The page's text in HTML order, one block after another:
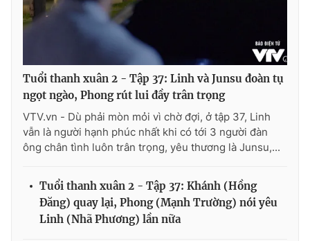
THỜI BÁO VTV
Theo dõi báo trên
Cơ quan báo chí:Thời báo VTV
Giấy phép hoạt động báo in và báo điện tử số 483/GP-BTTTT
cấp ngày 29/12/2023
Tuổi thanh xuân 2 - Tập 37: Linh và Junsu đoàn tụ
ngọt ngào, Phong rút lui đầy trân trọng
VTV.vn - Dù phải mòn mỏi vì chờ đợi, ở tập 37, Linh
vẫn là người hạnh phúc nhất khi có tới 3 người đàn
ông chân tình luôn trân trọng, yêu thương là Junsu,...
Tuổi thanh xuân 2 - Tập 37: Khánh (Hồng
Đăng) quay lại, Phong (Mạnh Trường) nói yêu
Linh (Nhã Phương) lần nữa